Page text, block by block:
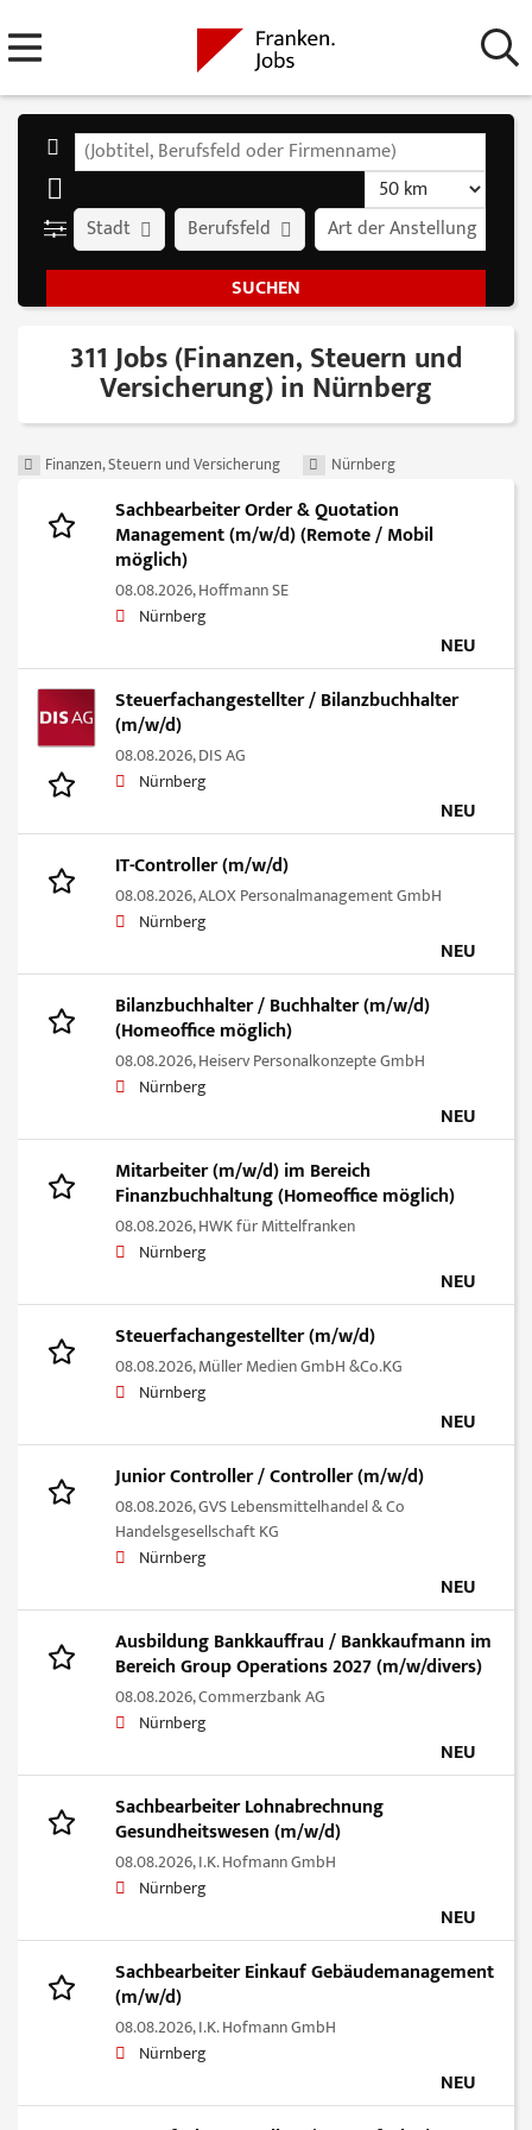
Stadt Art der Anstellung
Berufsfeld
311 Jobs (Finanzen, Steuern und
Versicherung) in Nürnberg
Finanzen, Steuern und Versicherung Nürnberg
Sachbearbeiter Order & Quotation
Management (m/w/d) (Remote / Mobil
möglich)
08.08.2026,Hoffmann SE
Nürnberg
NEU
Steuerfachangestellter / Bilanzbuchhalter
(m/w/d)
08.08.2026,DIS AG
Nürnberg
NEU
IT-Controller (m/w/d)
08.08.2026,ALOX Personalmanagement GmbH
Nürnberg
NEU
Bilanzbuchhalter / Buchhalter (m/w/d)
(Homeoffice möglich)
08.08.2026,Heiserv Personalkonzepte GmbH
Nürnberg
NEU
Mitarbeiter (m/w/d) im Bereich
Finanzbuchhaltung (Homeoffice möglich)
08.08.2026,HWK für Mittelfranken
Nürnberg
NEU
Steuerfachangestellter (m/w/d)
08.08.2026,Müller Medien GmbH &Co.KG
Nürnberg
NEU
Junior Controller / Controller (m/w/d)
08.08.2026,GVS Lebensmittelhandel & Co
Handelsgesellschaft KG
Nürnberg
NEU
Ausbildung Bankkauffrau / Bankkaufmann im
Bereich Group Operations 2027 (m/w/divers)
08.08.2026,Commerzbank AG
Nürnberg
NEU
Sachbearbeiter Lohnabrechnung
Gesundheitswesen (m/w/d)
08.08.2026,I.K. Hofmann GmbH
Nürnberg
NEU
Sachbearbeiter Einkauf Gebäudemanagement
(m/w/d)
08.08.2026,I.K. Hofmann GmbH
Nürnberg
NEU